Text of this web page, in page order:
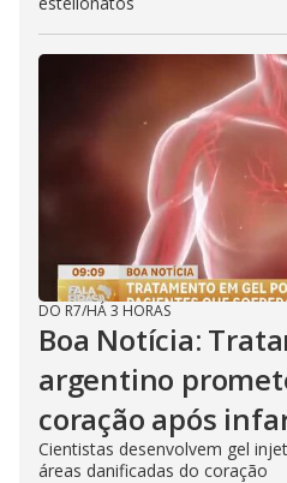
DO R7/HÁ 3 HORAS
Boa Notícia:
argentino
coração após
Cientistas desenvolvem gel
áreas danificadas do coração